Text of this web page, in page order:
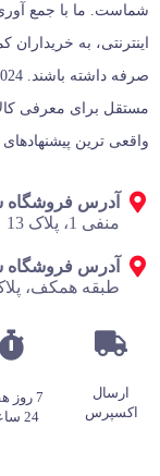
شماست. ما با جمع‌
اینترنتی، به خریداران
مستقل برای معرفی
واقعی‌ ترین پیشنهادهای
آدرس فروشگاه
منفی 1، پلاک 13
آدرس فروشگاه
طبقه همکف،
ارسال
اکسپرس
7 روز
24 ساعته